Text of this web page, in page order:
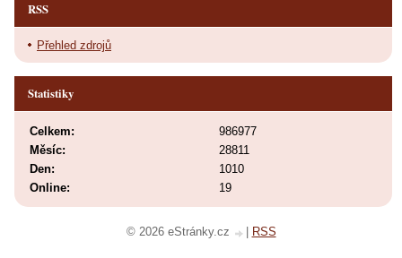
RSS
Přehled zdrojů
Statistiky
Online: 19
Celkem:
986977
Měsíc:
28811
Den:
1010
© 2026 eStránky.cz RSS